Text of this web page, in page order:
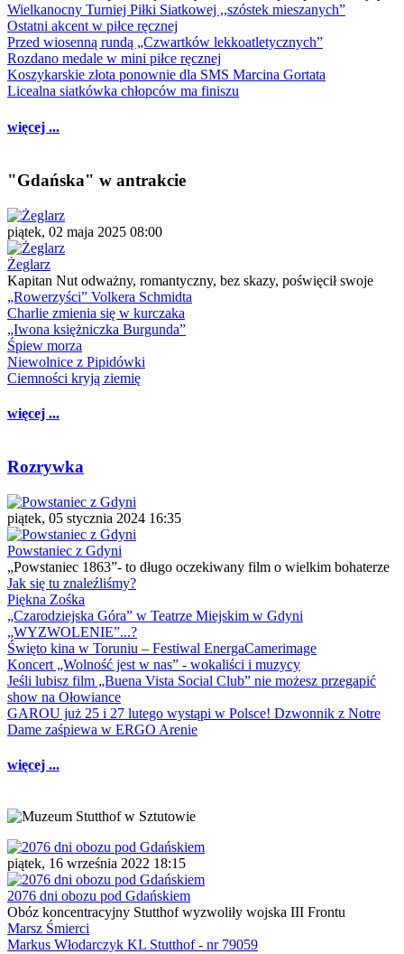
Wielkanocny Turniej Piłki Siatkowej ,,szóstek mieszanych”
Ostatni akcent w piłce ręcznej
Przed wiosenną rundą „Czwartków lekkoatletycznych”
Rozdano medale w mini piłce ręcznej
Koszykarskie złota ponownie dla SMS Marcina Gortata
Licealna siatkówka chłopców ma finiszu
więcej ...
"Gdańska" w antrakcie
piątek, 02 maja 2025 08:00
Żeglarz
Kapitan Nut odważny, romantyczny, bez skazy, poświęcił swoje
„Rowerzyści” Volkera Schmidta
Charlie zmienia się w kurczaka
„Iwona księżniczka Burgunda”
Śpiew morza
Niewolnice z Pipidówki
Ciemności kryją ziemię
więcej ...
Rozrywka
piątek, 05 stycznia 2024 16:35
Powstaniec z Gdyni
„Powstaniec 1863”- to długo oczekiwany film o wielkim bohaterze
Jak się tu znaleźliśmy?
Piękna Zośka
„Czarodziejska Góra” w Teatrze Miejskim w Gdyni
„WYZWOLENIE”...?
Święto kina w Toruniu – Festiwal EnergaCamerimage
Koncert „Wolność jest w nas” - wokaliści i muzycy
Jeśli lubisz film „Buena Vista Social Club” nie możesz przegapić
show na Ołowiance
GAROU już 25 i 27 lutego wystąpi w Polsce! Dzwonnik z Notre
Dame zaśpiewa w ERGO Arenie
więcej ...
piątek, 16 września 2022 18:15
2076 dni obozu pod Gdańskiem
Obóz koncentracyjny Stutthof wyzwoliły wojska III Frontu
Marsz Śmierci
Markus Włodarczyk KL Stutthof - nr 79059